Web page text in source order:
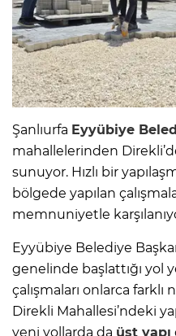
Şanlıurfa Eyyübiye
mahallelerinden
sunuyor. Hızlı bir
bölgede yapılan
memnuniyetle
Eyyübiye Belediye
genelinde başlattığı yol
çalışmaları onlarca
Direkli Mahallesi’ndeki
yeni yollarda da üst yapı